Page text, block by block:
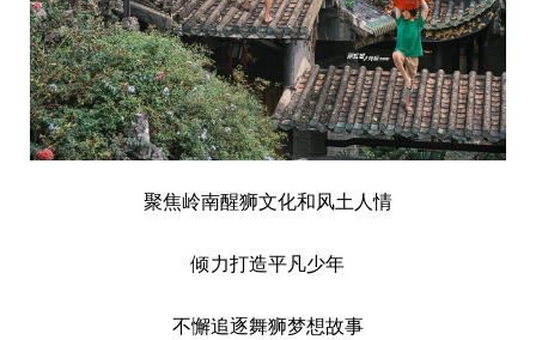
聚焦岭南醒狮文化和风土人情
倾力打造平凡少年
不懈追逐舞狮梦想故事